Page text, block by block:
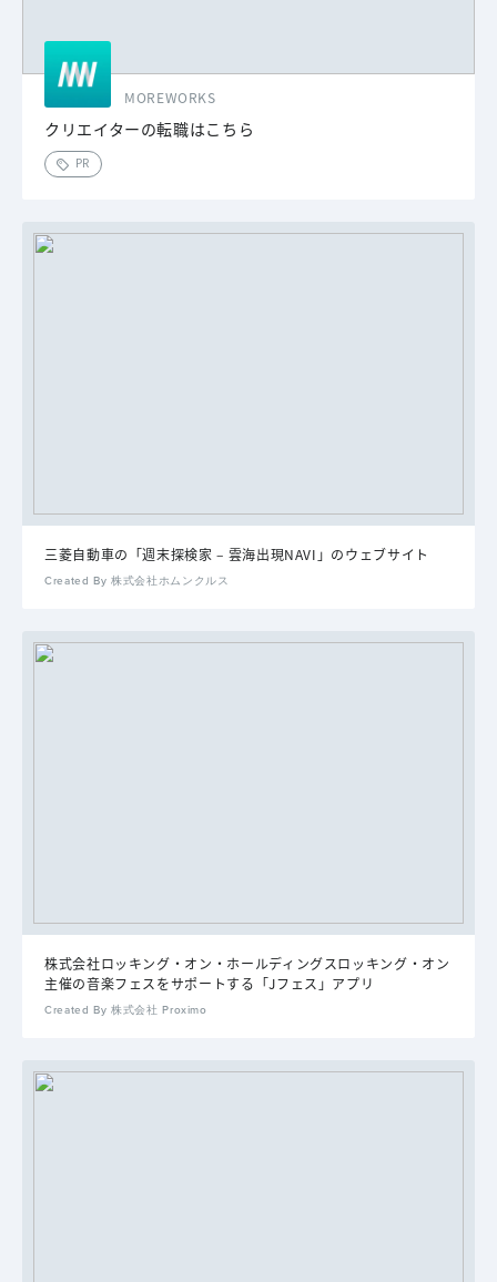
MOREWORKS
クリエイターの転職はこちら
PR
三菱自動車の「週末探検家 – 雲海出現NAVI」のウェブサイト
Created By 株式会社ホムンクルス
株式会社ロッキング・オン・ホールディングスロッキング・オン
主催の音楽フェスをサポートする「Jフェス」アプリ
Created By 株式会社 Proximo